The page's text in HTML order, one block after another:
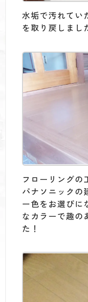
水垢で汚れてい
を取り戻しま
フローリングの
パナソニックの
ー色をお選び
なカラーで趣の
た！